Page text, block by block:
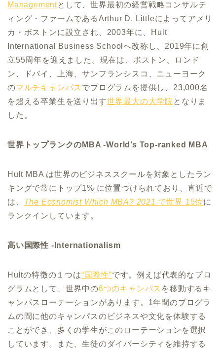
Managementとして、世界最初の経営戦略コンサルテ
ィング・ファームであるArthur D. Littleによってアメリ
カ・ボストンに設立され、2003年に、Hult
International Business Schoolへ改称し、2019年に創
立55周年を迎えました。現在は、ボストン、ロンド
ン、ドバイ、上海、サンフランシスコ、ニューヨーク
のマルチキャンパス でプログラムを提供し、23,000名
を超える卒業生を送り出す世界最大の大学院 となりま
した。
世界トップランクのMBA -World’s Top-ranked MBA
Hult MBA は世界のビジネススクールを対象としたラン
キングで常にトップ1% に位置づけられており、直近で
は、 The Economist Which MBA? 2021 で世界 15位に
ランクインしています。
高い国際性 -Internationalism
Hultの特徴の１つは“国際性”です。例えば代表的なプロ
グラムとして、世界中の6つのキャンパス を移動するキ
ャンパスローテーションがあります。1年間のプログラ
ムの間に他のキャンパスのビジネスや文化を体験する
ことができ、多くの学生がこのローテーションを選択
しています。また、生徒のダイバーシティを維持する